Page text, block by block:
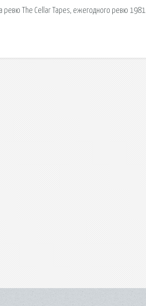
ревю The Cellar Tapes, ежегодного ревю 1981